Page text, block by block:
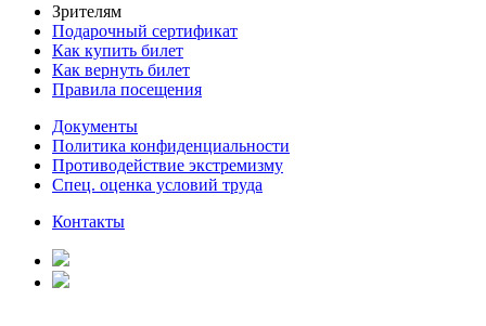
Зрителям
Подарочный сертификат
Как купить билет
Как вернуть билет
Правила посещения
Документы
Политика конфиденциальности
Противодействие экстремизму
Спец. оценка условий труда
Контакты